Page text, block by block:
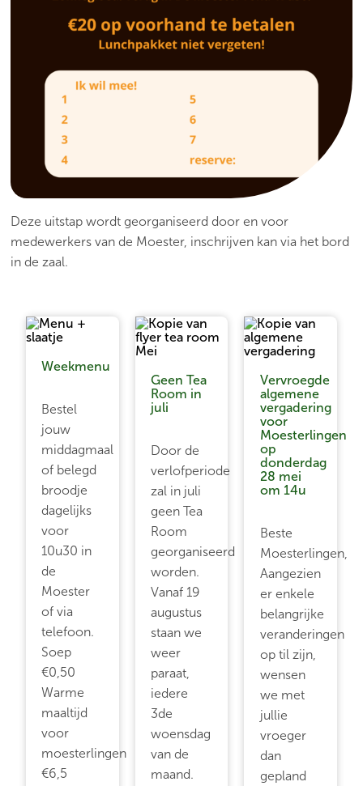
Deze uitstap wordt georganiseerd door en voor
medewerkers van de Moester, inschrijven kan via het bord
in de zaal.
Weekmenu
Bestel
jouw
middagmaal
of belegd
broodje
dagelijks
voor
10u30 in
de
Moester
of via
telefoon.
Soep
€0,50
Warme
maaltijd
voor
moesterlingen
€6,5
Geen Tea
Room in
juli
Door de
verlofperiode
zal in juli
geen Tea
Room
georganiseerd
worden.
Vanaf 19
augustus
staan we
weer
paraat,
iedere
3de
woensdag
van de
maand.
Vervroegde
algemene
vergadering
voor
Moesterlingen
op
donderdag
28 mei
om 14u
Beste
Moesterlingen,
Aangezien
er enkele
belangrijke
veranderingen
op til zijn,
wensen
we met
jullie
vroeger
dan
gepland